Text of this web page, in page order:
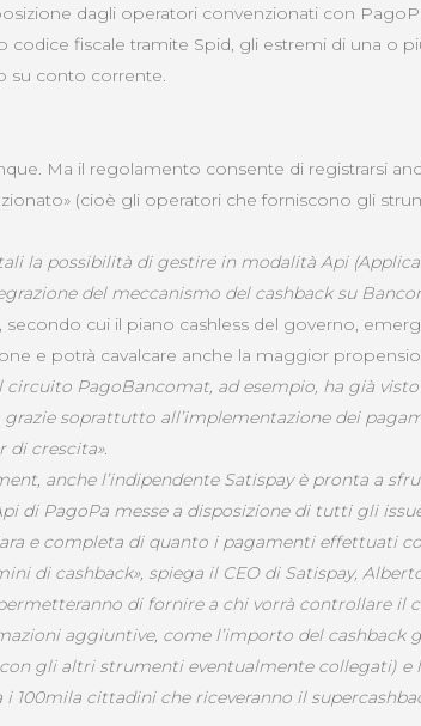
dagli operatori convenzionati con
fiscale tramite Spid, gli estremi di una o
su conto corrente.
Ma il regolamento consente di registrarsi
(cioè gli operatori che forniscono gli
la possibilità di gestire in modalità Api
del meccanismo del cashback su
cui il piano cashless del governo,
e potrà cavalcare anche la maggior
circuito PagoBancomat, ad esempio, ha già
grazie soprattutto all’implementazione dei
di crescita».
anche l’indipendente Satispay è pronta a
di PagoPa messe a disposizione di tutti gli
e completa di quanto i pagamenti effettuati
di cashback», spiega il CEO di Satispay,
di fornire a chi vorrà controllare il
aggiuntive, come l’importo del cashback
gli altri strumenti eventualmente collegati) e
100mila cittadini che riceveranno il